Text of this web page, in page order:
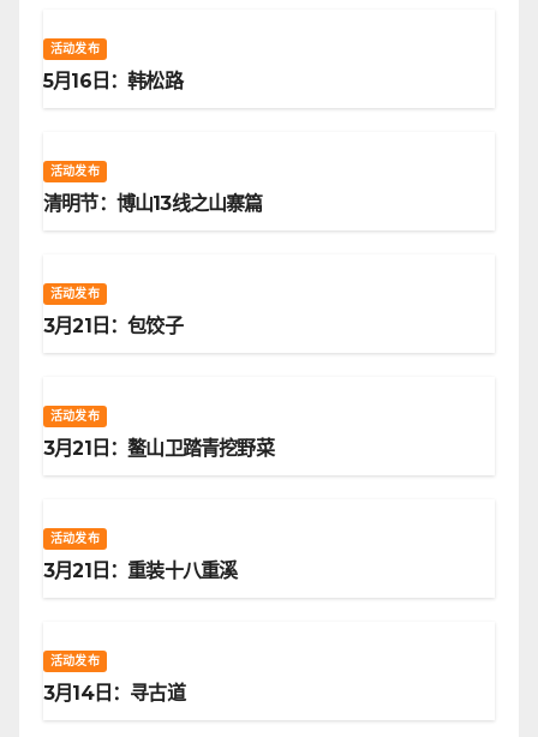
活动发布
5月16日：韩松路
活动发布
清明节：博山13线之山寨篇
活动发布
3月21日：包饺子
活动发布
3月21日：鳌山卫踏青挖野菜
活动发布
3月21日：重装十八重溪
活动发布
3月14日：寻古道